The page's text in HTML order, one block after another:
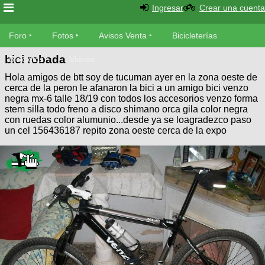
Foro
Foro
Técnica
Mecánica
Fotos
SUBÍ
tu
foto
Galeria
XC
Bicicletas
Viajes
Descenso
Dirt
Avisos
Ventas
SUBÍ
tu
aviso
Buscar
Ultimos
Fotos
Bicicleterías
Bicicletas
Bicicletas
Tandem
Freerider
Videos
Cicloturismo
Salidas
Usuarios
Ingresar Crear una cuenta
Foro Fotos Avisos Venta Bicicleterías
Bicicletas
bici robada
Hola amigos de btt soy de tucuman ayer en la zona oeste de
cerca de la peron le afanaron la bici a un amigo bici venzo
negra mx-6 talle 18/19 con todos los accesorios venzo forma
stem silla todo freno a disco shimano orca gila color negra
con ruedas color alumunio...desde ya se loagradezco paso
un cel 156436187 repito zona oeste cerca de la expo